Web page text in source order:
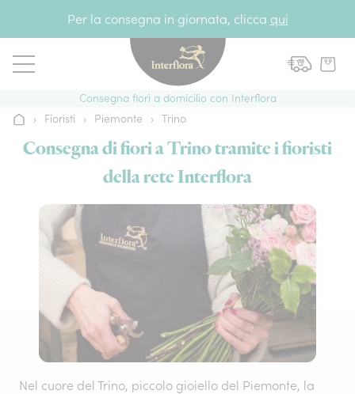
Per la consegna in giornata, clicca qui
Consegna fiori a domicilio con Interflora
Home› Fioristi › Piemonte › Trino
Consegna di fiori a Trino tramite i fioristi
della rete Interflora
Nel cuore del Trino, piccolo gioiello del Piemonte, la